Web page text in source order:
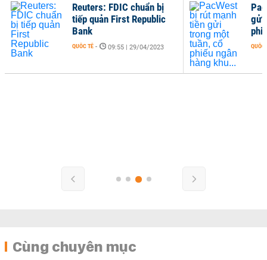
gửi
QUỐC
Reuters: FDIC chuẩn bị
tiếp quản First Republic
Bank
QUỐC TẾ - 09:55 | 29/04/2023
Cùng chuyên mục